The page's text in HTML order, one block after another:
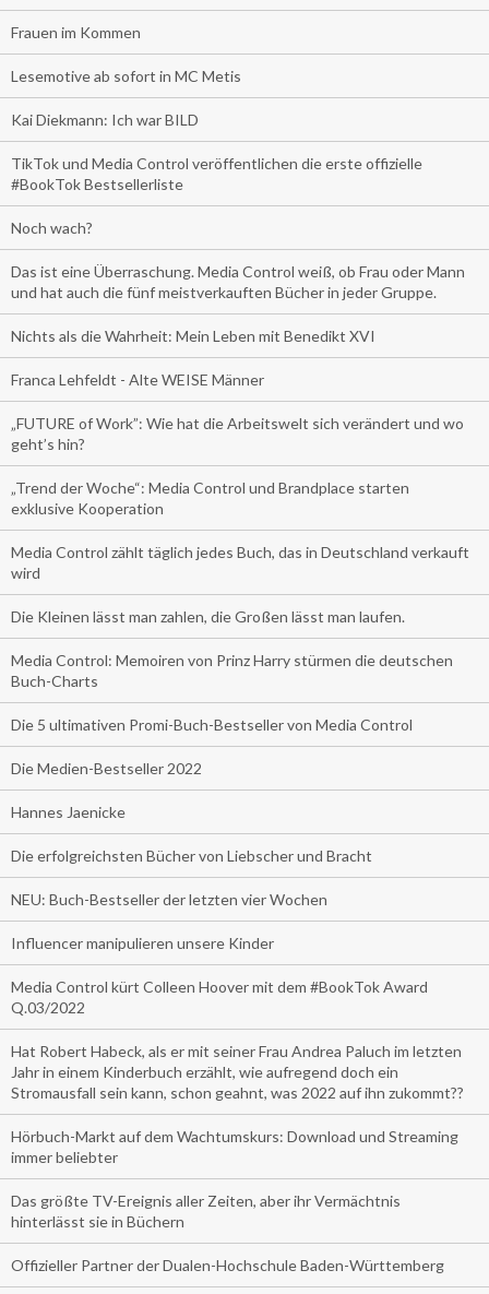
Frauen im Kommen
Lesemotive ab sofort in MC Metis
Kai Diekmann: Ich war BILD
TikTok und Media Control veröffentlichen die erste offizielle
#BookTok Bestsellerliste
Noch wach?
Das ist eine Überraschung. Media Control weiß, ob Frau oder Mann
und hat auch die fünf meistverkauften Bücher in jeder Gruppe.
Nichts als die Wahrheit: Mein Leben mit Benedikt XVI
Franca Lehfeldt - Alte WEISE Männer
„FUTURE of Work”: Wie hat die Arbeitswelt sich verändert und wo
geht’s hin?
„Trend der Woche“: Media Control und Brandplace starten
exklusive Kooperation
Media Control zählt täglich jedes Buch, das in Deutschland verkauft
wird
Die Kleinen lässt man zahlen, die Großen lässt man laufen.
Media Control: Memoiren von Prinz Harry stürmen die deutschen
Buch-Charts
Die 5 ultimativen Promi-Buch-Bestseller von Media Control
Die Medien-Bestseller 2022
Hannes Jaenicke
Die erfolgreichsten Bücher von Liebscher und Bracht
NEU: Buch-Bestseller der letzten vier Wochen
Influencer manipulieren unsere Kinder
Media Control kürt Colleen Hoover mit dem #BookTok Award
Q.03/2022
Hat Robert Habeck, als er mit seiner Frau Andrea Paluch im letzten
Jahr in einem Kinderbuch erzählt, wie aufregend doch ein
Stromausfall sein kann, schon geahnt, was 2022 auf ihn zukommt??
Hörbuch-Markt auf dem Wachtumskurs: Download und Streaming
immer beliebter
Das größte TV-Ereignis aller Zeiten, aber ihr Vermächtnis
hinterlässt sie in Büchern
Offizieller Partner der Dualen-Hochschule Baden-Württemberg